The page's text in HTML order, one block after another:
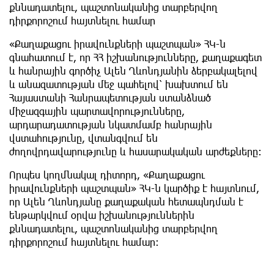
քննադատելու, պաշտոնականից տարբերվող
դիրքորոշում հայտնելու համար
«Քաղաքացու իրավունքների պաշտպան» ՀԿ-ն
գնահատում է, որ ՀՀ իշխանությունները, քաղաքագետ
և հանրային գործիչ Ալեն Ղևոնդյանին ձերբակալելով
և անազատության մեջ պահելով՝ խախտում են
Հայաստանի Հանրապետության ստանձնած
միջազգային պարտավորությունները,
արդարադատության նկատմամբ հանրային
վստահությունը, վտանգվում են
ժողովրդավարությունը և հասարակական արժեքները։
Որպես կողմնակալ դիտորդ, «Քաղաքացու
իրավունքների պաշտպան» ՀԿ-ն կարծիք է հայտնում,
որ Ալեն Ղևոնդյանը քաղաքական հետապնդման է
ենթարկվում օրվա իշխանություններին
քննադատելու, պաշտոնականից տարբերվող
դիրքորոշում հայտնելու համար։